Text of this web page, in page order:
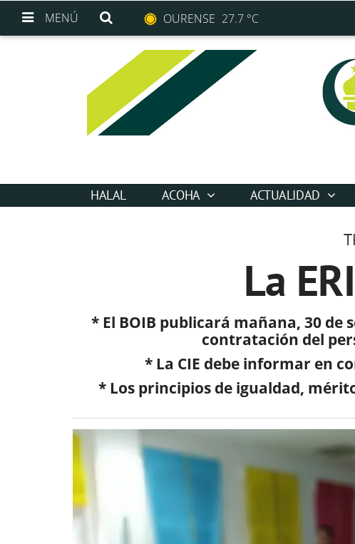
MENÚ OURENSE 27.7 °C
HALAL ACOHA ACTUALIDAD
La
* El BOIB publicará mañana, 30 de
contratación del
* La CIE debe informar en
* Los principios de igualdad,